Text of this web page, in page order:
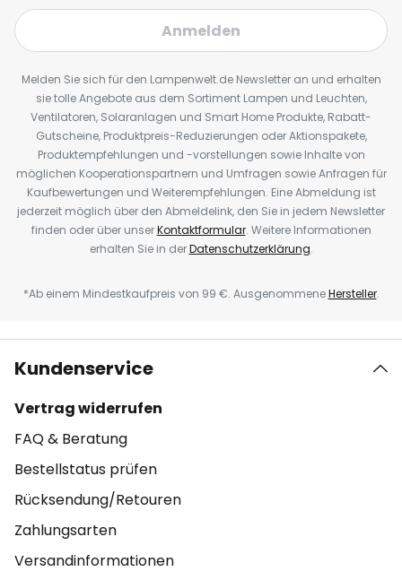
Anmelden
Melden Sie sich für den Lampenwelt.de Newsletter an und erhalten
sie tolle Angebote aus dem Sortiment Lampen und Leuchten,
Ventilatoren, Solaranlagen und Smart Home Produkte, Rabatt-
Gutscheine, Produktpreis-Reduzierungen oder Aktionspakete,
Produktempfehlungen und -vorstellungen sowie Inhalte von
möglichen Kooperationspartnern und Umfragen sowie Anfragen für
Kaufbewertungen und Weiterempfehlungen. Eine Abmeldung ist
jederzeit möglich über den Abmeldelink, den Sie in jedem Newsletter
finden oder über unserKontaktformular. Weitere Informationen
erhalten Sie in derDatenschutzerklärung.
*Ab einem Mindestkaufpreis von 99 €. AusgenommeneHersteller.
Kundenservice
Vertrag widerrufen
FAQ & Beratung
Bestellstatus prüfen
Rücksendung/Retouren
Zahlungsarten
Versandinformationen